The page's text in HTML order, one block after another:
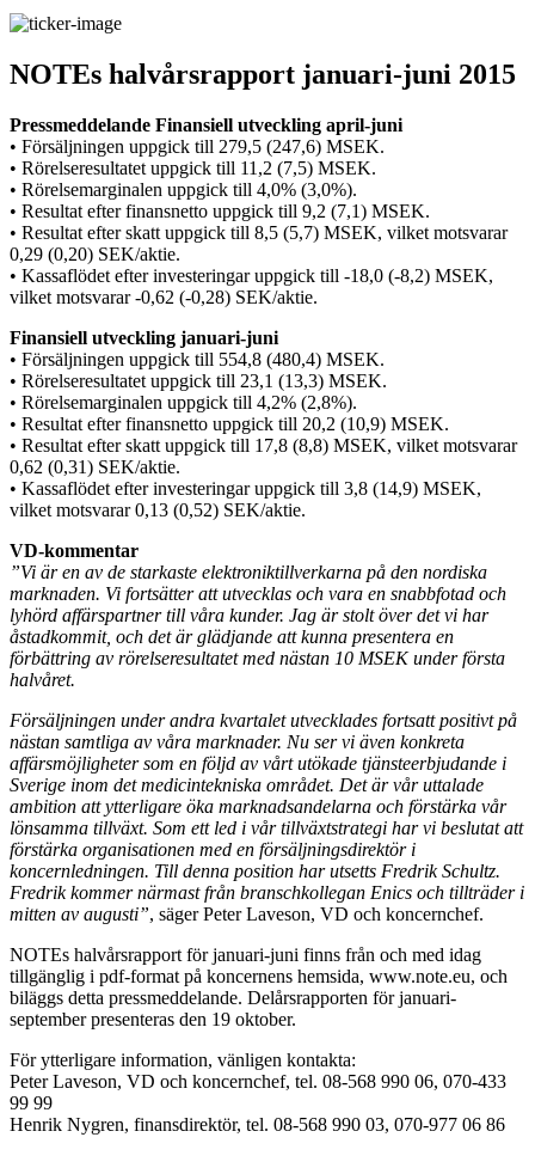
NOTEs halvårsrapport januari-juni 2015
Pressmeddelande Finansiell utveckling april-juni
• Försäljningen uppgick till 279,5 (247,6) MSEK.
• Rörelseresultatet uppgick till 11,2 (7,5) MSEK.
• Rörelsemarginalen uppgick till 4,0% (3,0%).
• Resultat efter finansnetto uppgick till 9,2 (7,1) MSEK.
• Resultat efter skatt uppgick till 8,5 (5,7) MSEK, vilket motsvarar
0,29 (0,20) SEK/aktie.
• Kassaflödet efter investeringar uppgick till -18,0 (-8,2) MSEK,
vilket motsvarar -0,62 (-0,28) SEK/aktie.
Finansiell utveckling januari-juni
• Försäljningen uppgick till 554,8 (480,4) MSEK.
• Rörelseresultatet uppgick till 23,1 (13,3) MSEK.
• Rörelsemarginalen uppgick till 4,2% (2,8%).
• Resultat efter finansnetto uppgick till 20,2 (10,9) MSEK.
• Resultat efter skatt uppgick till 17,8 (8,8) MSEK, vilket motsvarar
0,62 (0,31) SEK/aktie.
• Kassaflödet efter investeringar uppgick till 3,8 (14,9) MSEK,
vilket motsvarar 0,13 (0,52) SEK/aktie.
VD-kommentar
”Vi är en av de starkaste elektroniktillverkarna på den nordiska
marknaden. Vi fortsätter att utvecklas och vara en snabbfotad och
lyhörd affärspartner till våra kunder. Jag är stolt över det vi har
åstadkommit, och det är glädjande att kunna presentera en
förbättring av rörelseresultatet med nästan 10 MSEK under första
halvåret.
Försäljningen under andra kvartalet utvecklades fortsatt positivt på
nästan samtliga av våra marknader. Nu ser vi även konkreta
affärsmöjligheter som en följd av vårt utökade tjänsteerbjudande i
Sverige inom det medicintekniska området. Det är vår uttalade
ambition att ytterligare öka marknadsandelarna och förstärka vår
lönsamma tillväxt. Som ett led i vår tillväxtstrategi har vi beslutat att
förstärka organisationen med en försäljningsdirektör i
koncernledningen. Till denna position har utsetts Fredrik Schultz.
Fredrik kommer närmast från branschkollegan Enics och tillträder i
mitten av augusti”, säger Peter Laveson, VD och koncernchef.
NOTEs halvårsrapport för januari-juni finns från och med idag
tillgänglig i pdf-format på koncernens hemsida, www.note.eu, och
biläggs detta pressmeddelande. Delårsrapporten för januari-
september presenteras den 19 oktober.
För ytterligare information, vänligen kontakta:
Peter Laveson, VD och koncernchef, tel. 08-568 990 06, 070-433
99 99
Henrik Nygren, finansdirektör, tel. 08-568 990 03, 070-977 06 86